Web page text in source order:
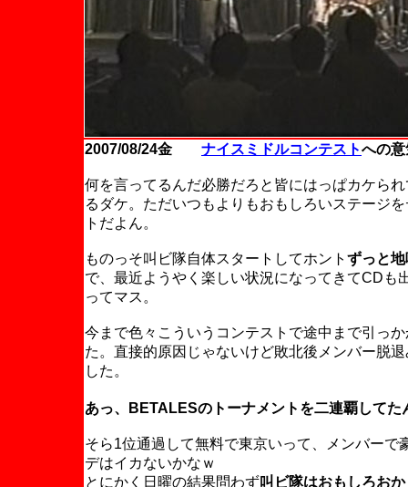
2007/08/24金 ナイスミドルコンテストへの
何を言ってるんだ必勝だろと皆にはっぱカケら
るダケ。ただいつもよりもおもしろいステージ
トだよん。
ものっそ叫ビ隊自体スタートしてホント ずっと地
で、最近ようやく楽しい状況になってきてCD
ってマス。
今まで色々こういうコンテストで途中まで引っ
た。直接的原因じゃないけど敗北後メンバー脱
した。
あっ、BETALESのトーナメントを二連覇してた
そら1位通過して無料で東京いって、メンバー
デはイカないかなｗ
とにかく日曜の結果問わず叫ビ隊はおもしろお